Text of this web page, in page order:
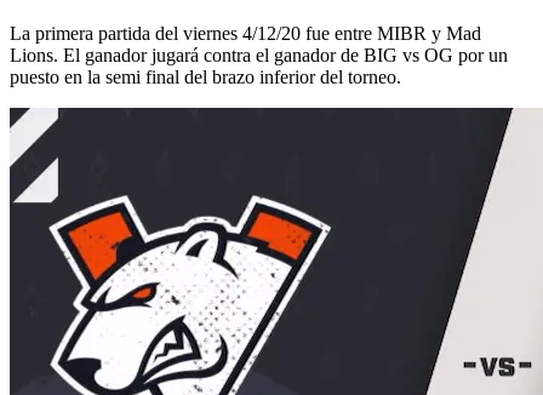
La primera partida del viernes 4/12/20 fue entre MIBR y Mad
Lions. El ganador jugará contra el ganador de BIG vs OG por un
puesto en la semi final del brazo inferior del torneo.